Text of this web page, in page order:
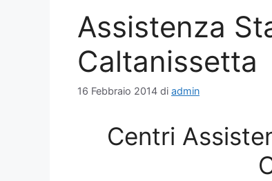
Assistenza
Caltanissetta
16 Febbraio 2014 di admin
Centri